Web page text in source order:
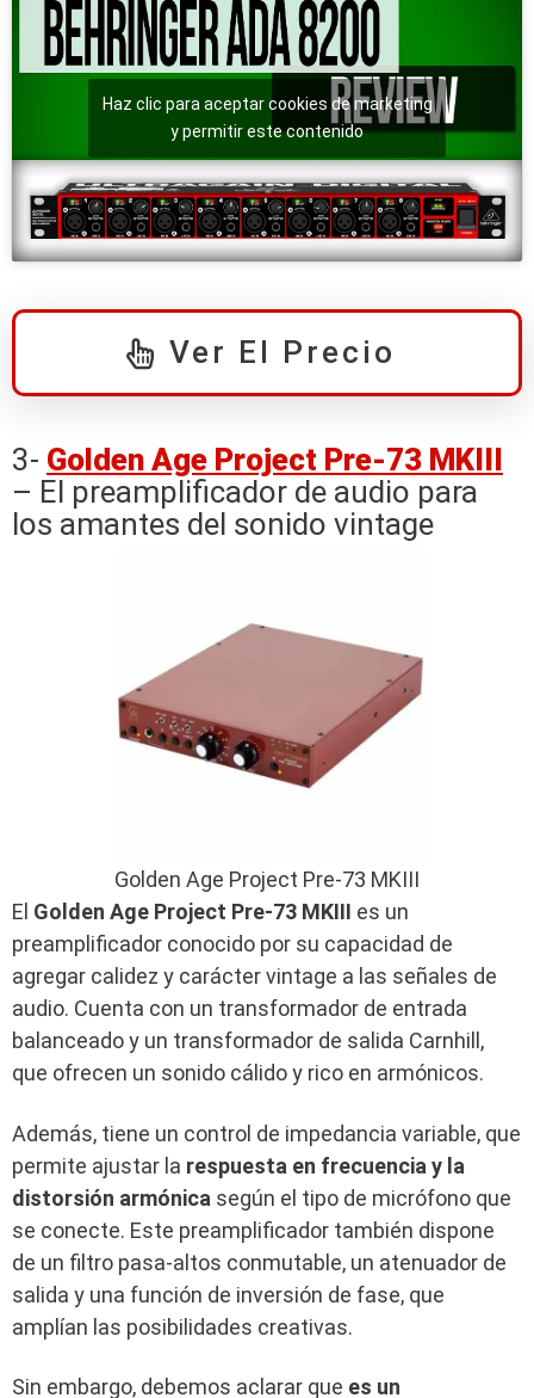
Haz clic para aceptar cookies de marketing
y permitir este contenido
Ver El Precio
3- Golden Age Project Pre-73 MKIII
– El preamplificador de audio para
los amantes del sonido vintage
Golden Age Project Pre-73 MKIII
El Golden Age Project Pre-73 MKIII es un
preamplificador conocido por su capacidad de
agregar calidez y carácter vintage a las señales de
audio. Cuenta con un transformador de entrada
balanceado y un transformador de salida Carnhill,
que ofrecen un sonido cálido y rico en armónicos.
Además, tiene un control de impedancia variable, que
permite ajustar la respuesta en frecuencia y la
distorsión armónica según el tipo de micrófono que
se conecte. Este preamplificador también dispone
de un filtro pasa-altos conmutable, un atenuador de
salida y una función de inversión de fase, que
amplían las posibilidades creativas.
Sin embargo, debemos aclarar que es un